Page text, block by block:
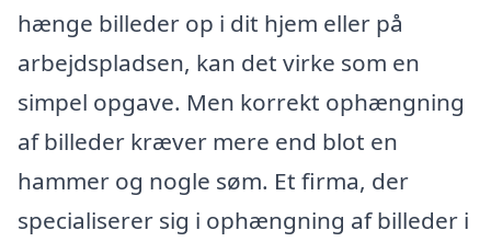
hænge billeder op i dit hjem eller på
arbejdspladsen, kan det virke som en
simpel opgave. Men korrekt ophængning
af billeder kræver mere end blot en
hammer og nogle søm. Et firma, der
specialiserer sig i ophængning af billeder i